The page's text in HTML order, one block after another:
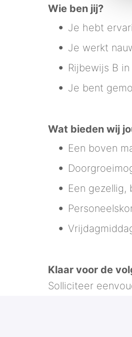
Wie ben jij?
Je hebt
Je werkt
Rijbewijs B
Je bent
Wat bieden wij
Een boven
Een
Klaar voor de
Solliciteer